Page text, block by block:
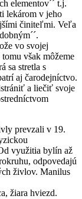
elementov´´ t.j.
lekárom v jeho
činiteľmi. Veľa
vo svojej
však môžeme
sa stretla s
aj čarodejníctvo.
a liečiť svoje
prevzali v 19.
využitia bylín až
odpovedajú
živlov. Manilus
žiara hviezd.